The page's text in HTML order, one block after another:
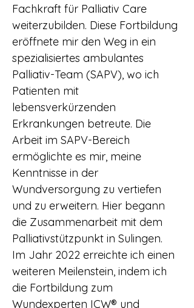
Fachkraft für Palliativ Care
weiterzubilden. Diese Fortbildung
eröffnete mir den Weg in ein
spezialisiertes ambulantes
Palliativ-Team (SAPV), wo ich
Patienten mit
lebensverkürzenden
Erkrankungen betreute. Die
Arbeit im SAPV-Bereich
ermöglichte es mir, meine
Kenntnisse in der
Wundversorgung zu vertiefen
und zu erweitern. Hier begann
die Zusammenarbeit mit dem
Palliativstützpunkt in Sulingen.
Im Jahr 2022 erreichte ich einen
weiteren Meilenstein, indem ich
die Fortbildung zum
Wundexperten ICW® und